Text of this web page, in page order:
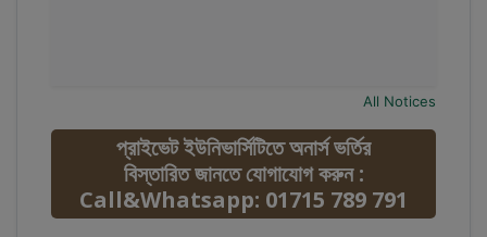
All Notices
প্রাইভেট ইউনিভার্সিটিতে অনার্স ভর্তির
বিস্তারিত জানতে যোগাযোগ করুন :
Call&Whatsapp: 01715 789 791